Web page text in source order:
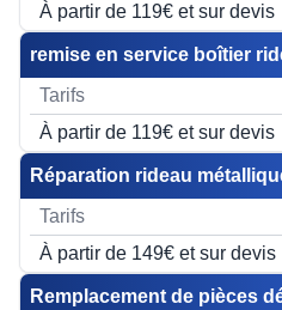
À partir de 119€ et sur devis
remise en service boîtier
À partir de 119€ et sur devis
Réparation rideau
À partir de 149€ et sur devis
Remplacement de pièces